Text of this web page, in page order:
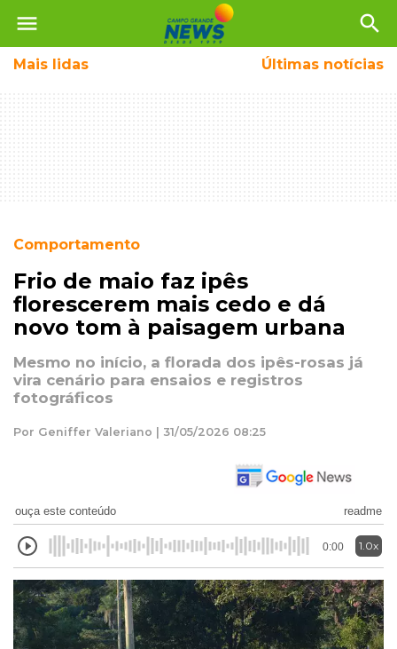
menu search
Mais lidas Últimas notícias
Comportamento
Frio de maio faz ipês
florescerem mais cedo e dá
novo tom à paisagem urbana
Mesmo no início, a florada dos ipês-rosas já
vira cenário para ensaios e registros
fotográficos
Por Geniffer Valeriano | 31/05/2026 08:25
ouça este conteúdo readme
0:00 1.0x